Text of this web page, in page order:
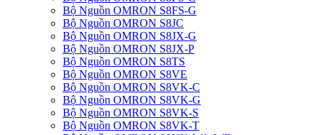
Bộ Nguồn OMRON S8FS-G
Bộ Nguồn OMRON S8JC
Bộ Nguồn OMRON S8JX-G
Bộ Nguồn OMRON S8JX-P
Bộ Nguồn OMRON S8TS
Bộ Nguồn OMRON S8VE
Bộ Nguồn OMRON S8VK-C
Bộ Nguồn OMRON S8VK-G
Bộ Nguồn OMRON S8VK-S
Bộ Nguồn OMRON S8VK-T